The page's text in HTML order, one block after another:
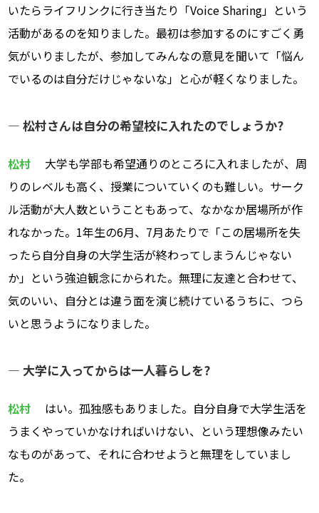
いたらライフリンクに行き当たり「Voice Sharing」という
活動があるのを知りました。最初は参加するのにすごく勇
気がいりましたが、参加してみんなの意見を聞いて「悩ん
でいるのは自分だけじゃないな」と心が軽くなりました。
― 松村さんは自分の希望校に入れたのでしょうか?
松村
大学も学部も希望通りのところに入れましたが、周
りのレベルも高く、授業についていくのも難しい。サーク
ル活動が大人数ということもあって、なかなか居場所が作
れなかった。1年生の6月、7月あたりで「この居場所を失
ったら自分自身の大学生活が終わってしまうんじゃない
か」という強迫観念にかられた。無理に友達と合わせて、
気のいい、自分とは違う面を演じ続けているうちに、つら
いと思うようになりました。
― 大学に入ってからは一人暮らしを?
松村
はい。孤独感もありました。自分自身で大学生活を
うまくやっていかなければいけない、という理想像みたい
なものがあって、それに合わせようと無理をしていまし
た。